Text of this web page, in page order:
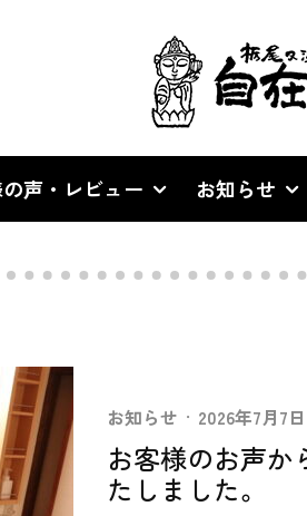
声・レビュー お知らせ
お知らせ · 2026年7月7日
お客様のお声か
たしました。